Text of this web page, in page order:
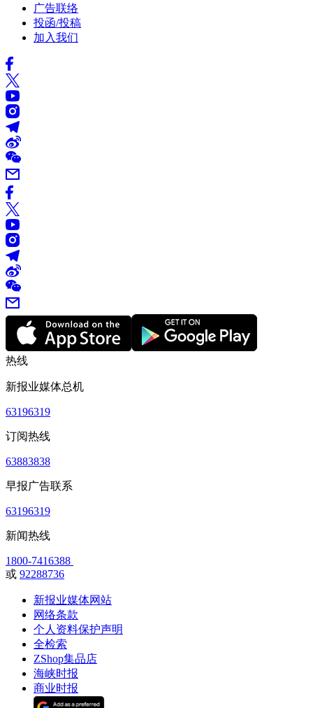
广告联络
投函/投稿
加入我们
热线
新报业媒体总机
63196319
订阅热线
63883838
早报广告联系
63196319
新闻热线
1800-7416388
或 92288736
新报业媒体网站
网络条款
个人资料保护声明
全检索
ZShop集品店
海峡时报
商业时报